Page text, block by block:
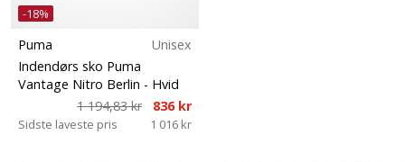
-18%
Puma
Unisex
Indendørs sko Puma
Vantage Nitro Berlin - Hvid
1 194,83 kr
836 kr
Sidste laveste pris 1 016 kr